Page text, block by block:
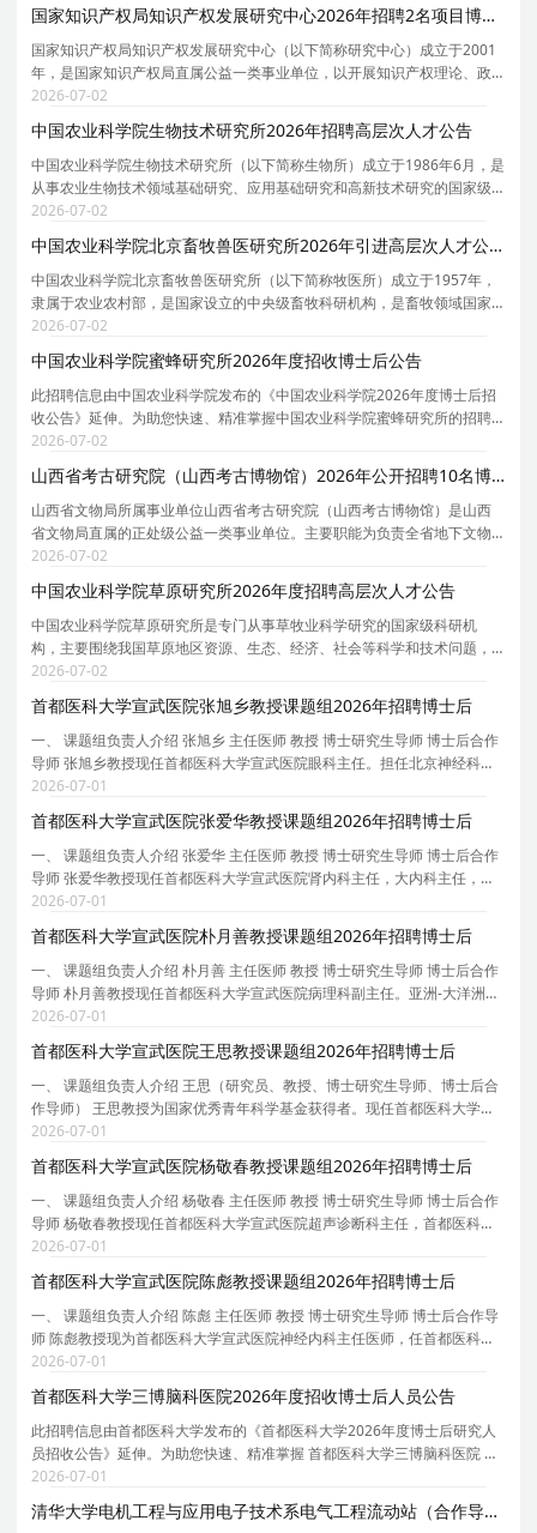
国家知识产权局知识产权发展研究中心2026年招聘2名项目博士后公告
国家知识产权局知识产权发展研究中心（以下简称研究中心）成立于2001
年，是国家知识产权局直属公益一类事业单位，以开展知识产权理论、政
策和实务研究为主业，以服务支撑国家知识产权局党组科学决策和政策制
定为主责，并为各级政府和行业、企业提供知识产权
2026-07-02
中国农业科学院生物技术研究所2026年招聘高层次人才公告
中国农业科学院生物技术研究所（以下简称生物所）成立于1986年6月，是
从事农业生物技术领域基础研究、应用基础研究和高新技术研究的国家级
非营利性科研机构。研究所坚持四个面向，围绕农业微生物和作物生物育
种两大学科，以优质绿色基因挖掘与功能解析为基础
2026-07-02
中国农业科学院北京畜牧兽医研究所2026年引进高层次人才公告
中国农业科学院北京畜牧兽医研究所（以下简称牧医所）成立于1957年，
隶属于农业农村部，是国家设立的中央级畜牧科研机构，是畜牧领域国家
战略力量。研究所紧紧围绕国家食物安全、畜产品有效供给、畜牧业高质
量发展等国家重大需求，重点解决畜牧业生产中基础
2026-07-02
中国农业科学院蜜蜂研究所2026年度招收博士后公告
此招聘信息由中国农业科学院发布的《中国农业科学院2026年度博士后招
收公告》延伸。为助您快速、精准掌握中国农业科学院蜜蜂研究所的招聘
详情， 现特别针对中国农业科学院蜜蜂研究所的岗位信息与报考要点单独
说明。 为保证您获取的招聘信息完整且准确，请同
2026-07-02
山西省考古研究院（山西考古博物馆）2026年公开招聘10名博士研究生公告
山西省文物局所属事业单位山西省考古研究院（山西考古博物馆）是山西
省文物局直属的正处级公益一类事业单位。主要职能为负责全省地下文物
的考古调查、勘探、发掘、保护和研究工作，承担中华五千年文明实证、
黄河文化、一带一路考古重点课题研究等。集考古科
2026-07-02
中国农业科学院草原研究所2026年度招聘高层次人才公告
中国农业科学院草原研究所是专门从事草牧业科学研究的国家级科研机
构，主要围绕我国草原地区资源、生态、经济、社会等科学和技术问题，
以基础前沿、共性关键技术和社会公益服务为主，重点聚焦草种质资源收
集、评价、保存与利用，草新品种培育、制种与栽培研
2026-07-02
首都医科大学宣武医院张旭乡教授课题组2026年招聘博士后
一、 课题组负责人介绍 张旭乡 主任医师 教授 博士研究生导师 博士后合作
导师 张旭乡教授现任首都医科大学宣武医院眼科主任。担任北京神经科学
会视觉神经专委会主任委员、北京整合医学学会眼科分会副主任委员、北
京市医学会眼科分会常委、中国研究型医院学会
2026-07-01
首都医科大学宣武医院张爱华教授课题组2026年招聘博士后
一、 课题组负责人介绍 张爱华 主任医师 教授 博士研究生导师 博士后合作
导师 张爱华教授现任首都医科大学宣武医院肾内科主任，大内科主任，内
科教研室主任。中国医师协会肾脏内科医师分会委员，中国人体健康科技
促进会血液净化专委会主任委员，北京医学会血
2026-07-01
首都医科大学宣武医院朴月善教授课题组2026年招聘博士后
一、 课题组负责人介绍 朴月善 主任医师 教授 博士研究生导师 博士后合作
导师 朴月善教授现任首都医科大学宣武医院病理科副主任。亚洲-大洋洲神
经病理学会理事。中华医学会神经病学分会神经病理学组副组长，中华医
学会病理学分会脑神经病理学组指导专家，中
2026-07-01
首都医科大学宣武医院王思教授课题组2026年招聘博士后
一、 课题组负责人介绍 王思（研究员、教授、博士研究生导师、博士后合
作导师） 王思教授为国家优秀青年科学基金获得者。现任首都医科大学宣
武医院衰老转化医学中心执行主任，中国遗传学会衰老遗传学分会秘书长
等。 主要研究方向为衰老与再生医学。致力于利
2026-07-01
首都医科大学宣武医院杨敬春教授课题组2026年招聘博士后
一、 课题组负责人介绍 杨敬春 主任医师 教授 博士研究生导师 博士后合作
导师 杨敬春教授现任首都医科大学宣武医院超声诊断科主任，首都医科大
学超声医学系副主任、宣武医院超声医学住陪基地主任、科技部项目评审
专家、北京市科委人才项目专家、北京市高级职
2026-07-01
首都医科大学宣武医院陈彪教授课题组2026年招聘博士后
一、 课题组负责人介绍 陈彪 主任医师 教授 博士研究生导师 博士后合作导
师 陈彪教授现为首都医科大学宣武医院神经内科主任医师，任首都医科大
学老年医学系主任，首都医科大学帕金森病临床研究和诊疗中心主任，中
国老年医学会副会长/中华医学会老年医学分会
2026-07-01
首都医科大学三博脑科医院2026年度招收博士后人员公告
此招聘信息由首都医科大学发布的《首都医科大学2026年度博士后研究人
员招收公告》延伸。为助您快速、精准掌握 首都医科大学三博脑科医院 的
招聘详情， 现特别针对 首都医科大学三博脑科医院 的岗位信息与报考要点
单独说明 。为保证您获取的招聘信息完整且准
2026-07-01
清华大学电机工程与应用电子技术系电气工程流动站（合作导师张宁）2026年招聘2名博士后